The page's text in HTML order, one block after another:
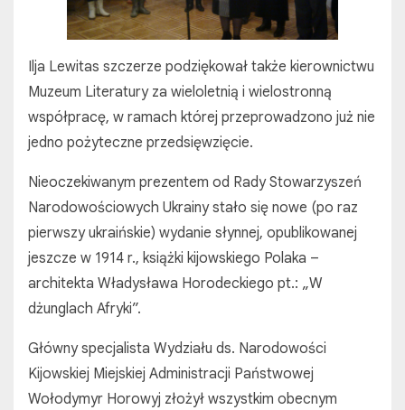
Ilja Lewitas szczerze podziękował także kierownictwu
Muzeum Literatury za wieloletnią i wielostronną
współpracę, w ramach której przeprowadzono już nie
jedno pożyteczne przedsięwzięcie.
Nieoczekiwanym prezentem od Rady Stowarzyszeń
Narodowościowych Ukrainy stało się nowe (po raz
pierwszy ukraińskie) wydanie słynnej, opublikowanej
jeszcze w 1914 r., książki kijowskiego Polaka –
architekta Władysława Horodeckiego pt.: „W
dżunglach Afryki”.
Główny specjalista Wydziału ds. Narodowości
Kijowskiej Miejskiej Administracji Państwowej
Wołodymyr Horowyj złożył wszystkim obecnym